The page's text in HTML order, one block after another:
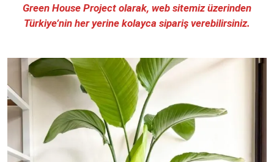
Green House Project olarak, web sitemiz üzerinden
Türkiye’nin her yerine kolayca sipariş verebilirsiniz.